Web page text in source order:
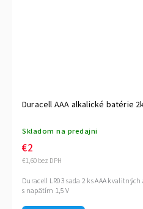
Duracell AAA alkalické batérie
Skladom na predajni
€1,60 bez DPH
€2
Duracell LR03 sada 2 ks AAA
s napätím 1,5 V